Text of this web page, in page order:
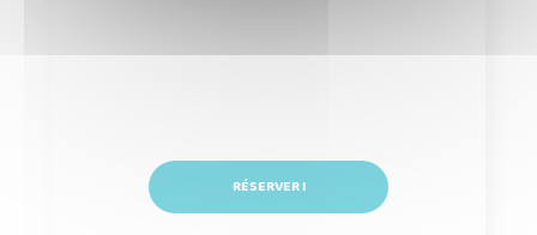
RÉSERVER !